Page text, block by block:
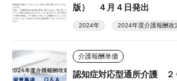
版） ４月４日発出
2024年 2024年度介護報酬改
介護報酬単価
認知症対応型通所介護 ２